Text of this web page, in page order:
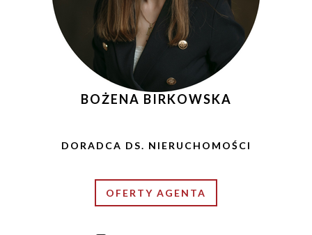
BOŻENA BIRKOWSKA
DORADCA DS. NIERUCHOMOŚCI
OFERTY AGENTA